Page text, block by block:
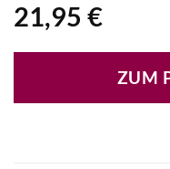
21,95 €
ZUM